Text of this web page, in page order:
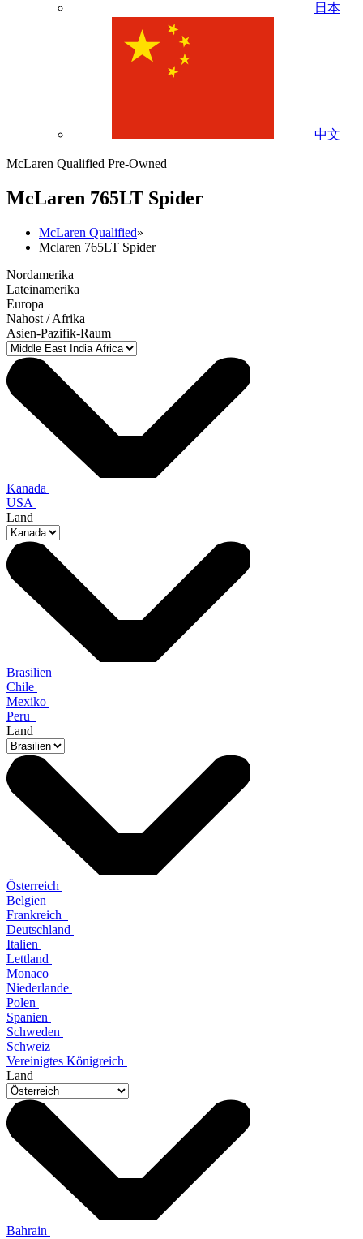
日本
中文
McLaren Qualified Pre-Owned
McLaren 765LT Spider
McLaren Qualified»
Mclaren 765LT Spider
Nordamerika
Lateinamerika
Europa
Nahost / Afrika
Asien-Pazifik-Raum
Kanada
USA
Land
Brasilien
Chile
Mexiko
Peru
Land
Österreich
Belgien
Frankreich
Deutschland
Italien
Lettland
Monaco
Niederlande
Polen
Spanien
Schweden
Schweiz
Vereinigtes Königreich
Land
Bahrain